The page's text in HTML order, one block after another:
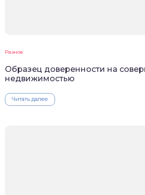
Разное
Образец доверенности на
недвижимостью
Читать далее